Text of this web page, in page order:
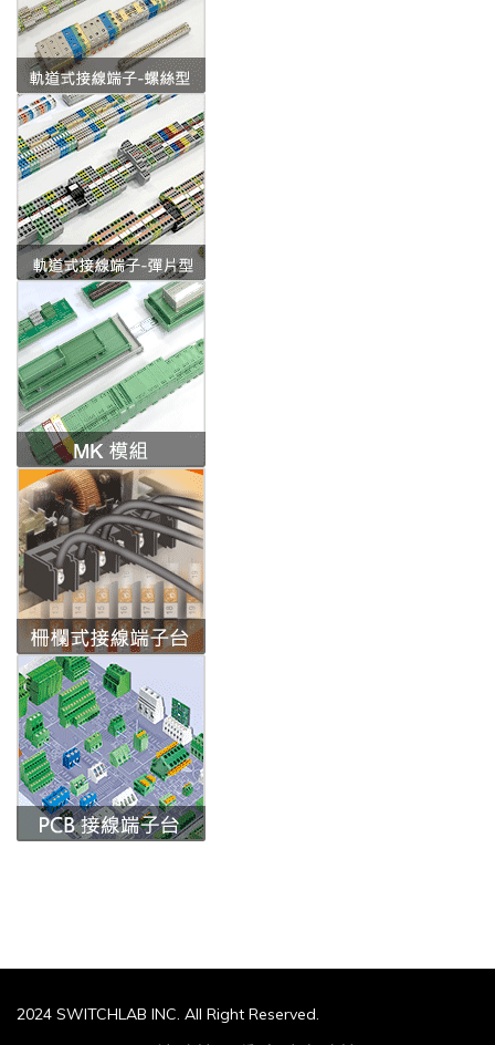
2024 SWITCHLAB INC. All Right Reserved.